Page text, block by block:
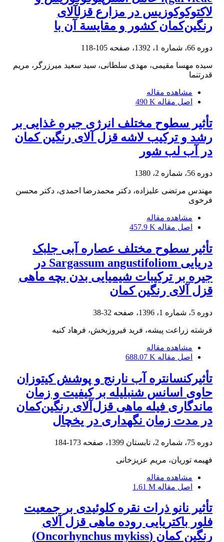
لاکتوکوکوزیس در مزارع قزل‏آلای
رنگین‌کمان کشور و مقایسة آن با
دوره 66، شماره 1، 1392، صفحه 105-118
سیده مهسا مقیمی، مهدی سلطانی، سید سعید میرزرگر، مریم
قدرتنما
مشاهده مقاله
اصل مقاله 490 K
تأثیر سطوح مختلف انرژی جیره غذایی بر
رشد و ترکیب لاشه قزل آلای رنگین کمان
در آب لب شور
دوره 56، شماره 2، 1380
مهندس مرتضی علیزاده، دکتر محمدرضا احمدی، دکتر محسن
فرخوی
مشاهده مقاله
اصل مقاله 457.9 K
تأثیر سطوح مختلف عصاره آبی جلبک
دریایی Sargassum angustifoliom در
جیره بر ترکیبات شیمیایی بدن بچه ماهی
قزل آلای رنگین کمان
دوره 5، شماره 1، 1396، صفحه 32-38
فرشته زراعت پیشه، فرید فیروزبخش، فرهاد کنیه
مشاهده مقاله
اصل مقاله 688.07 K
تأثیرکنسانتره آب نارنج و پوشش کیتوزان
حاوی اسانس شنبلیله بر کیفیت و زمان
ماندگاری فیله ماهی قزل‌آلای رنگین‌کمان
در مدت زمان نگهداری در یخچال
دوره 75، شماره 2، تابستان 1399، صفحه 173-184
فهیمه توریان، مریم عزیزخانی
مشاهده مقاله
اصل مقاله 1.61 M
تأثیر نانو ذرات نقره کلوئیدی بر جمعیت
فلور باکتریایی روده ماهی قزل آلای
رنگین کمان (Oncorhynchus mykiss)